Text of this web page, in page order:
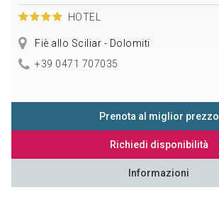
HOTEL
Fiè allo Sciliar - Dolomiti
+39 0471 707035
Prenota al miglior prezzo
Richiedi disponibilità
Informazioni